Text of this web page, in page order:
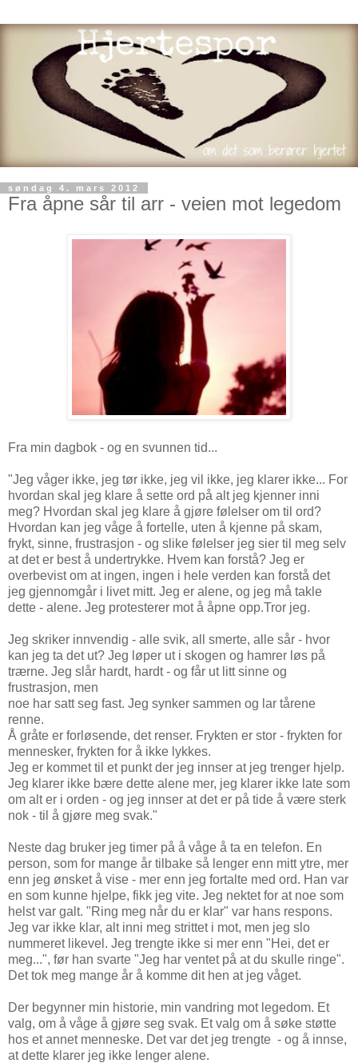
søndag 4. mars 2012
Fra åpne sår til arr - veien mot legedom
Fra min dagbok - og en svunnen tid...
"Jeg våger ikke, jeg tør ikke, jeg vil ikke, jeg klarer ikke... For
hvordan skal jeg klare å sette ord på alt jeg kjenner inni
meg? Hvordan skal jeg klare å gjøre følelser om til ord?
Hvordan kan jeg våge å fortelle, uten å kjenne på skam,
frykt, sinne, frustrasjon - og slike følelser jeg sier til meg selv
at det er best å undertrykke. Hvem kan forstå? Jeg er
overbevist om at ingen, ingen i hele verden kan forstå det
jeg gjennomgår i livet mitt. Jeg er alene, og jeg må takle
dette - alene. Jeg protesterer mot å åpne opp.Tror jeg.
Jeg skriker innvendig - alle svik, all smerte, alle sår - hvor
kan jeg ta det ut? Jeg løper ut i skogen og hamrer løs på
trærne. Jeg slår hardt, hardt - og får ut litt sinne og
frustrasjon, men
noe har satt seg fast. Jeg synker sammen og lar tårene
renne.
Å gråte er forløsende, det renser. Frykten er stor - frykten for
mennesker, frykten for å ikke lykkes.
Jeg er kommet til et punkt der jeg innser at jeg trenger hjelp.
Jeg klarer ikke bære dette alene mer, jeg klarer ikke late som
om alt er i orden - og jeg innser at det er på tide å være sterk
nok - til å gjøre meg svak."
Neste dag bruker jeg timer på å våge å ta en telefon. En
person, som for mange år tilbake så lenger enn mitt ytre, mer
enn jeg ønsket å vise - mer enn jeg fortalte med ord. Han var
en som kunne hjelpe, fikk jeg vite. Jeg nektet for at noe som
helst var galt. "Ring meg når du er klar" var hans respons.
Jeg var ikke klar, alt inni meg strittet i mot, men jeg slo
nummeret likevel. Jeg trengte ikke si mer enn "Hei, det er
meg...", før han svarte "Jeg har ventet på at du skulle ringe".
Det tok meg mange år å komme dit hen at jeg våget.
Der begynner min historie, min vandring mot legedom. Et
valg, om å våge å gjøre seg svak. Et valg om å søke støtte
hos et annet menneske. Det var det jeg trengte - og å innse,
at dette klarer jeg ikke lenger alene.